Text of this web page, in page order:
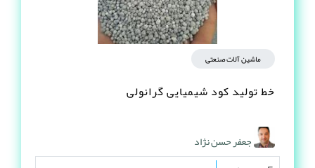
ماشین آلات صنعتی
خط تولید کود شیمیایی گرانولی
جعفر حسن نژاد